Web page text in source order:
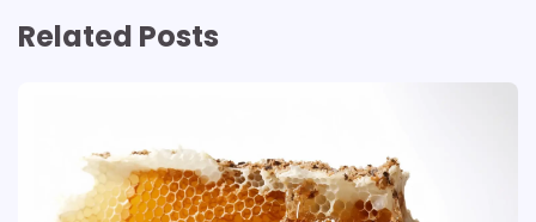
Related Posts